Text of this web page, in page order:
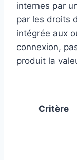
internes par
par les droits
intégrée aux
connexion,
produit la
Critère